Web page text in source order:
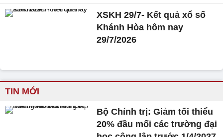
XSKH 29/7- Kết quả xổ số
Khánh Hòa hôm nay
29/7/2026
TIN MỚI
Bộ Chính trị: Giảm tối thiểu
20% đầu mối các trường đại